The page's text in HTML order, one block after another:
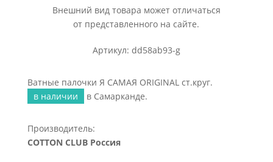
Внешний вид товара может отличаться
от представленного на сайте.
Артикул: dd58ab93-g
Ватные палочки Я САМАЯ ORIGINAL ст.круг.
в наличии
в Самарканде.
Производитель:
COTTON CLUB Россия